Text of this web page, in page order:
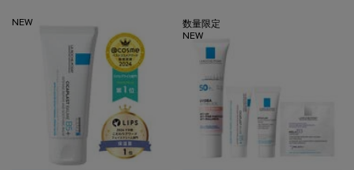
NEW
数量限定
NEW